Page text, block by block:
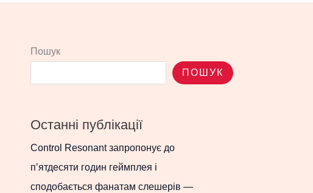
Пошук
ПОШУК
Останні публікації
Control Resonant запропонує до
п’ятдесяти годин геймплея і
сподобається фанатам слешерів —